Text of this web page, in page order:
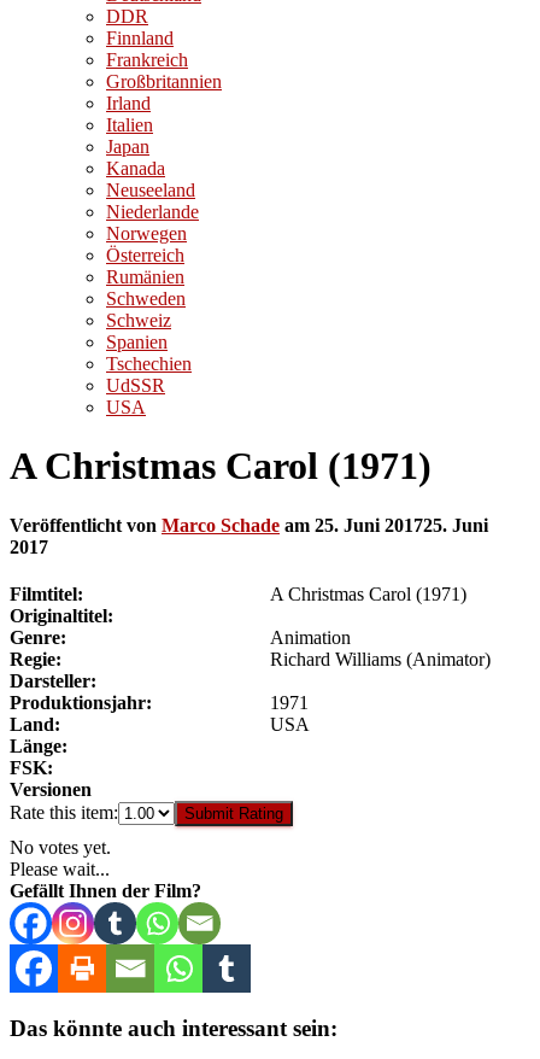
DDR
Finnland
Frankreich
Großbritannien
Irland
Italien
Japan
Kanada
Neuseeland
Niederlande
Norwegen
Österreich
Rumänien
Schweden
Schweiz
Spanien
Tschechien
UdSSR
USA
A Christmas Carol (1971)
Veröffentlicht von Marco Schade am 25. Juni 201725. Juni
2017
Filmtitel:
A Christmas Carol (1971)
Originaltitel:
Genre:
Animation
Regie:
Richard Williams (Animator)
Darsteller:
Produktionsjahr:
1971
Land:
USA
Länge:
FSK:
Versionen
Rate this item:
Submit Rating
No votes yet.
Please wait...
Gefällt Ihnen der Film?
Das könnte auch interessant sein: